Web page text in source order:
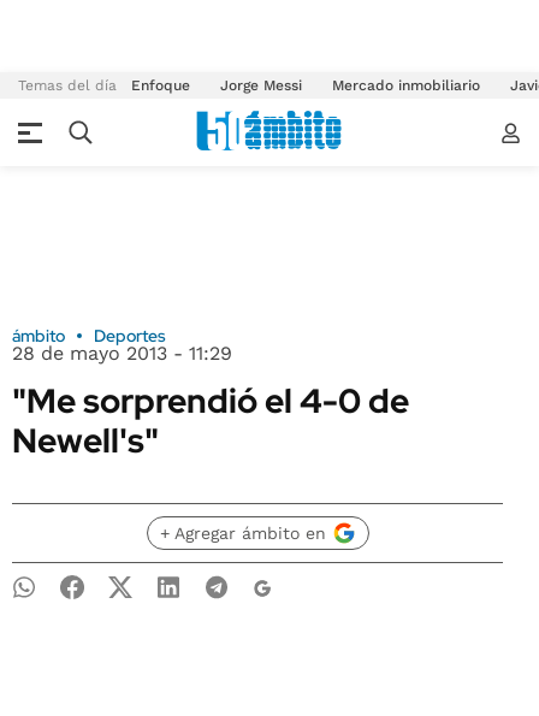
Temas del día Enfoque Jorge Messi Mercado inmobiliario
ámbito Deportes
28 de mayo 2013 - 11:29
"Me sorprendió el 4-0 de
Newell's"
+ Agregar ámbito en